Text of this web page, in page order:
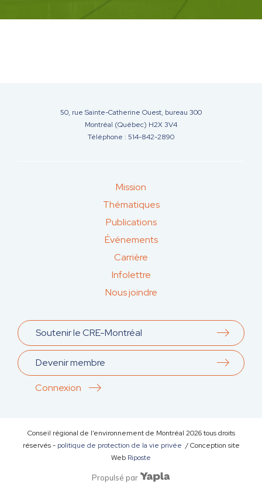
50, rue Sainte-Catherine Ouest, bureau 300
Montréal (Québec) H2X 3V4
Téléphone : 514-842-2890
Mission
Thématiques
Publications
Événements
Carrière
Infolettre
Nous joindre
Soutenir le CRE-Montréal
Devenir membre
Connexion
Conseil régional de l’environnement de Montréal 2026tous droits
réservés - politique de protection de la vie privée / Conception site
Web Riposte
Propulsé par